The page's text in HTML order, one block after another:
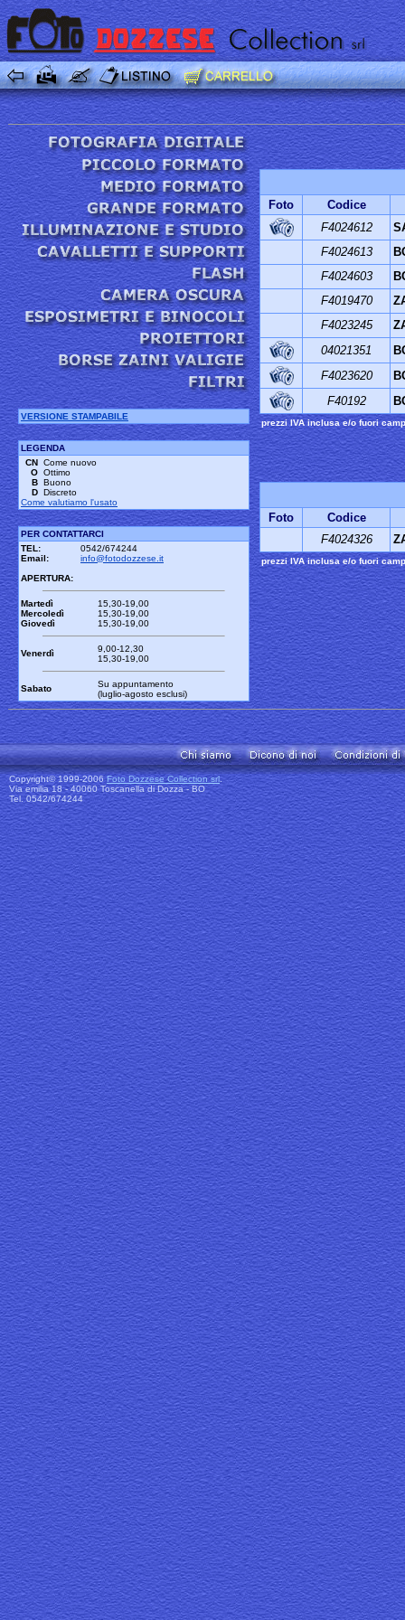
VERSIONE STAMPABILE
LEGENDA
CN Come nuovo
O Ottimo
B Buono
D Discreto
Come valutiamo l'usato
PER CONTATTARCI
TEL:
0542/674244
Email:
info@fotodozzese.it
APERTURA:
Martedì
Mercoledì
Giovedì
15,30-19,00
15,30-19,00
15,30-19,00
Venerdì
9,00-12,30
15,30-19,00
Sabato
Su appuntamento
(luglio-agosto esclusi)
Foto
Codice
F4024612
F4024613
F4024603
F4019470
F4023245
04021351
F4023620
F40192
prezzi IVA inclusa e/o fuori
Foto
Codice
F4024326
prezzi IVA inclusa e/o fuori
Copyright© 1999-2006Foto Dozzese Collection srl.
Via emilia 18 - 40060 Toscanella di Dozza - BO
Tel. 0542/674244